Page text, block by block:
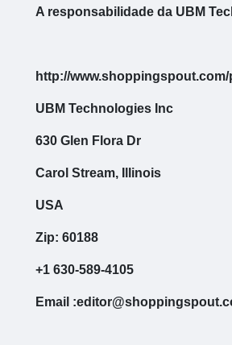
A responsabilidade da UBM
http://www.shoppingspout.com/
UBM Technologies Inc
630 Glen Flora Dr
Carol Stream, Illinois
USA
Zip: 60188
+1 630-589-4105
Email